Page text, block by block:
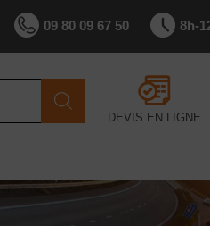
09 80 09 67 50 8h-
DEVIS EN LIGNE